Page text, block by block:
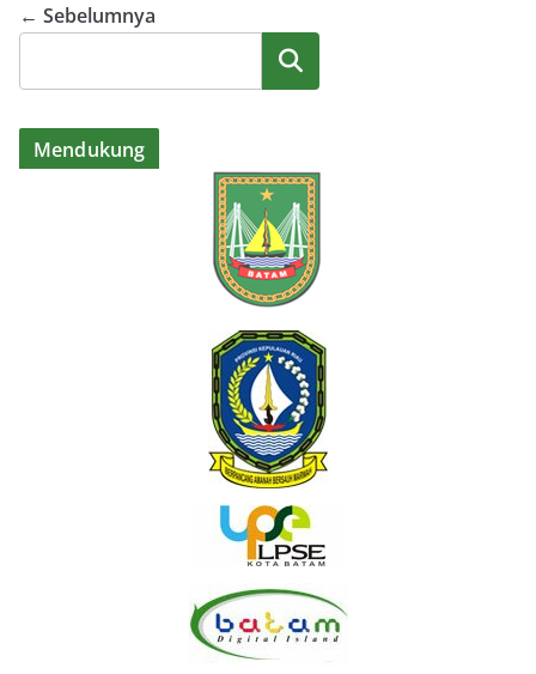
← Sebelumnya
Cari
Mendukung